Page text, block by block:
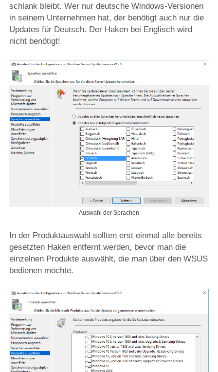
schlank bleibt. Wer nur deutsche Windows-Versionen
in seinem Unternehmen hat, der benötigt auch nur die
Updates für Deutsch. Der Haken bei Englisch wird
nicht benötigt!
Auswahl der Sprachen
In der Produktauswahl sollten erst einmal alle bereits
gesetzten Haken entfernt werden, bevor man die
einzelnen Produkte auswählt, die man über den WSUS
bedienen möchte.